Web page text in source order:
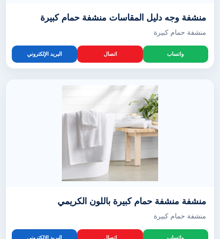
منشفة وجه دليل المقاسات منشفة حمام كبيرة
منشفة حمام كبيرة
واتساب اتصال البريد الإلكتروني
منشفة منشفة حمام كبيرة باللون الكريمي
منشفة حمام كبيرة
واتساب اتصال البريد الإلكتروني